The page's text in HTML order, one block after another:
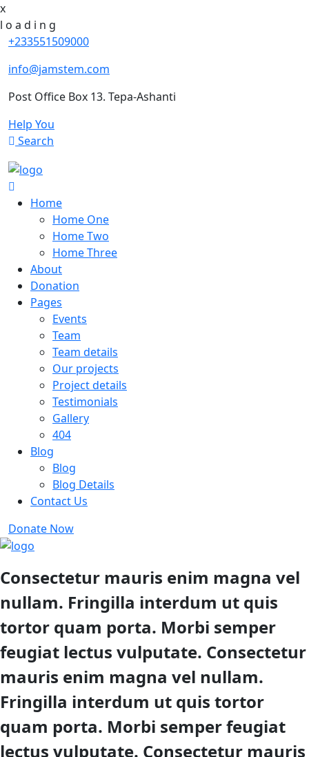
x
l o a d i n g
+233551509000
info@jamstem.com
Post Office Box 13. Tepa-Ashanti
Help You
Search
Home
Home One
Home Two
Home Three
About
Donation
Pages
Events
Team
Team details
Our projects
Project details
Testimonials
Gallery
404
Blog
Blog
Blog Details
Contact Us
Donate Now
Consectetur mauris enim magna vel
nullam. Fringilla interdum ut quis
tortor quam porta. Morbi semper
feugiat lectus vulputate. Consectetur
mauris enim magna vel nullam.
Fringilla interdum ut quis tortor
quam porta. Morbi semper feugiat
lectus vulputate. Consectetur mauris